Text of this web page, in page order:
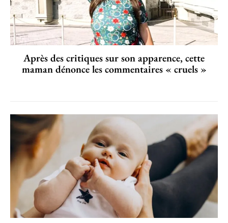
Après des critiques sur son apparence, cette
maman dénonce les commentaires « cruels »